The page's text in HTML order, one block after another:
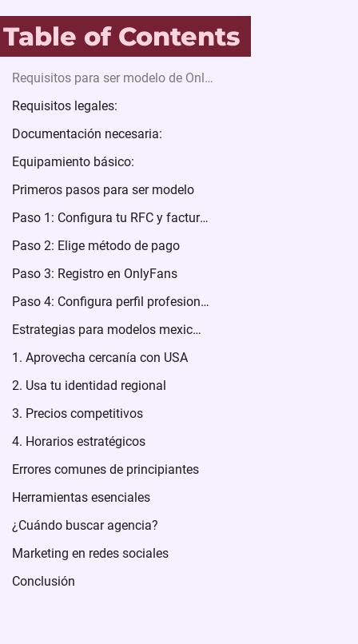
Table of Contents
Requisitos para ser modelo de OnlyFans en México
Requisitos legales:
Documentación necesaria:
Equipamiento básico:
Primeros pasos para ser modelo
Paso 1: Configura tu RFC y facturación
Paso 2: Elige método de pago
Paso 3: Registro en OnlyFans
Paso 4: Configura perfil profesional
Estrategias para modelos mexicanas
1. Aprovecha cercanía con USA
2. Usa tu identidad regional
3. Precios competitivos
4. Horarios estratégicos
Errores comunes de principiantes
Herramientas esenciales
¿Cuándo buscar agencia?
Marketing en redes sociales
Conclusión